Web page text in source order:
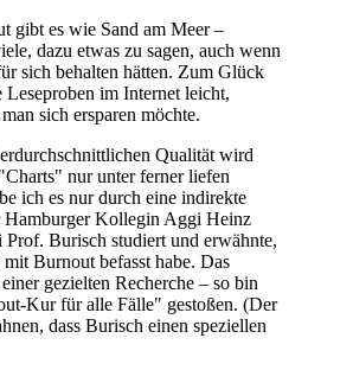
gibt es wie Sand am Meer –
dazu etwas zu sagen, auch wenn
sich behalten hätten. Zum Glück
Leseproben im Internet leicht,
sich ersparen möchte.
Qualität wird
nur unter ferner liefen
ich es nur durch eine indirekte
Hamburger Kollegin Aggi Heinz
Prof. Burisch studiert und erwähnte,
Burnout befasst habe. Das
gezielten Recherche – so bin
Kur für alle Fälle" gestoßen. (Der
dass Burisch einen speziellen